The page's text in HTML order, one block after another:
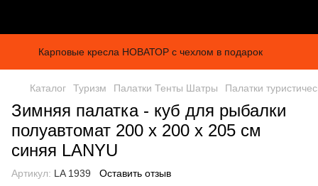
Карповые кресла НОВАТОР с чехлом в подарок
Каталог Туризм Палатки Тенты Шатры Палатки
Зимняя палатка - куб для рыбалки
полуавтомат 200 х 200 х 205 см
синяя LANYU
Артикул: LA 1939 Оставить отзыв